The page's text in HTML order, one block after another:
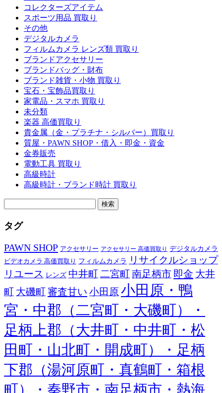
コレクターズアイテム
スポーツ用品 買取り
その他
デジタルカメラ
フィルムカメラ レンズ類 買取り
ブランドアクセサリー
ブランドバッグ・財布
ブランド雑貨・小物 買取り
宝石・宝飾品買取り
家電品・スマホ 買取り
未分類
楽器 高価買取り
貴金属（金・プラチナ・シルバー）買取り
質屋・PAWN SHOP・借入・即金・資金
金券販売
電動工具 買取り
高級時計
高級時計・ブランド時計 買取り
タグ
PAWN SHOP アクセサリー アクセサリー 高価買取り デジタルカメラ
ビデオカメラ 高価買取り フィルムカメラ
リサイクルショップ
リユース レンズ 中井町二宮町南足柄市 即金 大井
町 大磯町 審査甘い 小田原 小田原・鴨
宮・中郡（二宮町・大磯町）・
足柄上郡（大井町・中井町・松
田町・山北町・開成町）・足柄
下郡（湯河原町・真鶴町・箱根
町）・秦野市・南足柄市・熱海